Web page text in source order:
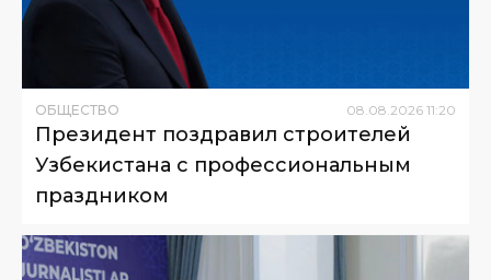
ОБЩЕСТВО 08.08.2026 11:20
Президент поздравил строителей
Узбекистана с профессиональным
праздником